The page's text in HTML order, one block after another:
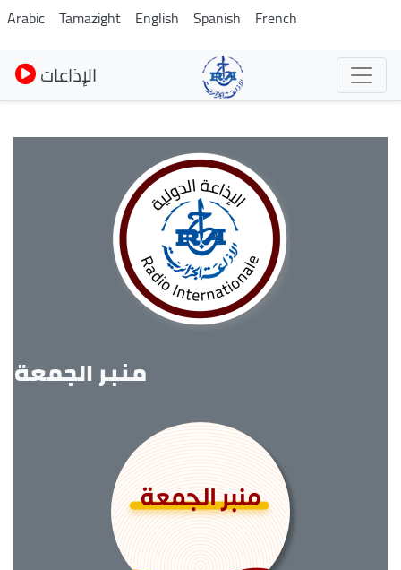
Skip
to
main
content
Arabic Tamazight English Spanish French
الإذاعات
منبر الجمعة